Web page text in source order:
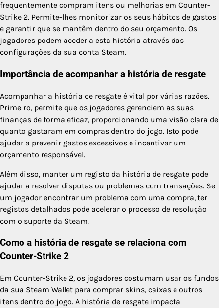
frequentemente compram itens ou melhorias em Counter-
Strike 2. Permite-lhes monitorizar os seus hábitos de gastos
e garantir que se mantêm dentro do seu orçamento. Os
jogadores podem aceder a esta história através das
configurações da sua conta Steam.
Importância de acompanhar a história de resgate
Acompanhar a história de resgate é vital por várias razões.
Primeiro, permite que os jogadores gerenciem as suas
finanças de forma eficaz, proporcionando uma visão clara de
quanto gastaram em compras dentro do jogo. Isto pode
ajudar a prevenir gastos excessivos e incentivar um
orçamento responsável.
Além disso, manter um registo da história de resgate pode
ajudar a resolver disputas ou problemas com transações. Se
um jogador encontrar um problema com uma compra, ter
registos detalhados pode acelerar o processo de resolução
com o suporte da Steam.
Como a história de resgate se relaciona com
Counter-Strike 2
Em Counter-Strike 2, os jogadores costumam usar os fundos
da sua Steam Wallet para comprar skins, caixas e outros
itens dentro do jogo. A história de resgate impacta